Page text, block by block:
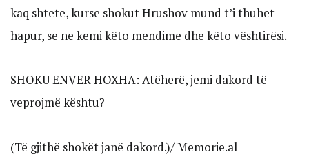
kaq shtete, kurse shokut Hrushov mund t’i thuhet
hapur, se ne kemi këto mendime dhe këto vështirësi.
SHOKU ENVER HOXHA: Atëherë, jemi dakord të
veprojmë kështu?
(Të gjithë shokët janë dakord.)/ Memorie.al